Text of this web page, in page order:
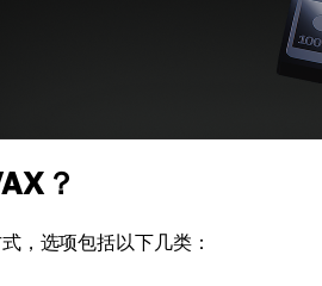
？
，选项包括以下几类：